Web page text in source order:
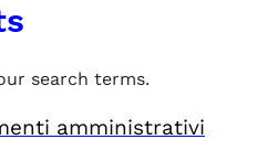
search terms.
amministrativi